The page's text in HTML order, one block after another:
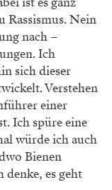
Rassismus. Nein
nach –
Ich
sich dieser
Verstehen
einer
Ich spüre eine
würde ich auch
Bienen
es geht